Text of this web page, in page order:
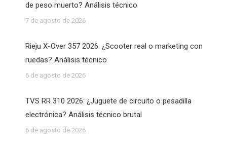
de peso muerto? Análisis técnico
7 de agosto de 2026
Rieju X-Over 357 2026: ¿Scooter real o marketing con
ruedas? Análisis técnico
6 de agosto de 2026
TVS RR 310 2026: ¿Juguete de circuito o pesadilla
electrónica? Análisis técnico brutal
6 de agosto de 2026